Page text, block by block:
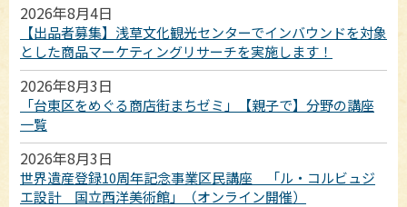
2026年8月4日
【出品者募集】浅草文化観光センターでインバウンドを対象
とした商品マーケティングリサーチを実施します！
2026年8月3日
「台東区をめぐる商店街まちゼミ」【親子で】分野の講座
一覧
2026年8月3日
世界遺産登録10周年記念事業区民講座 「ル・コルビュジ
エ設計 国立西洋美術館」（オンライン開催）